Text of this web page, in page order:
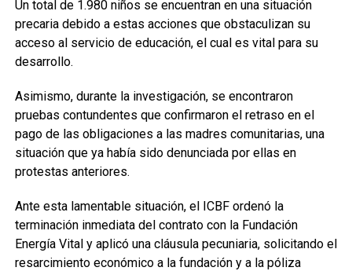
Un total de 1.980 niños se encuentran en una situación
precaria debido a estas acciones que obstaculizan su
acceso al servicio de educación, el cual es vital para su
desarrollo.
Asimismo, durante la investigación, se encontraron
pruebas contundentes que confirmaron el retraso en el
pago de las obligaciones a las madres comunitarias, una
situación que ya había sido denunciada por ellas en
protestas anteriores.
Ante esta lamentable situación, el ICBF ordenó la
terminación inmediata del contrato con la Fundación
Energía Vital y aplicó una cláusula pecuniaria, solicitando el
resarcimiento económico a la fundación y a la póliza